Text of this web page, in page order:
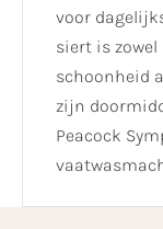
voor
siert is
schoonheid
zijn
Peacock